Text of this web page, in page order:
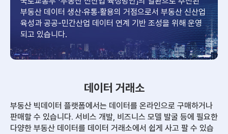
부동산 데이터 생산·유통·활용의 거점으로서 부동산 신산업
육성과 공공-민간산업 데이터 연계 기반 조성을 위해 운영
되고 있습니다.
데이터 거래소
부동산 빅데이터 플랫폼에서는 데이터를 온라인으로 구매하거나
판매할 수 있습니다. 서비스 개발, 비즈니스 모델 발굴 등에 필요한
다양한 부동산 데이터를 데이터 거래소에서 쉽게 사고 팔 수 있습